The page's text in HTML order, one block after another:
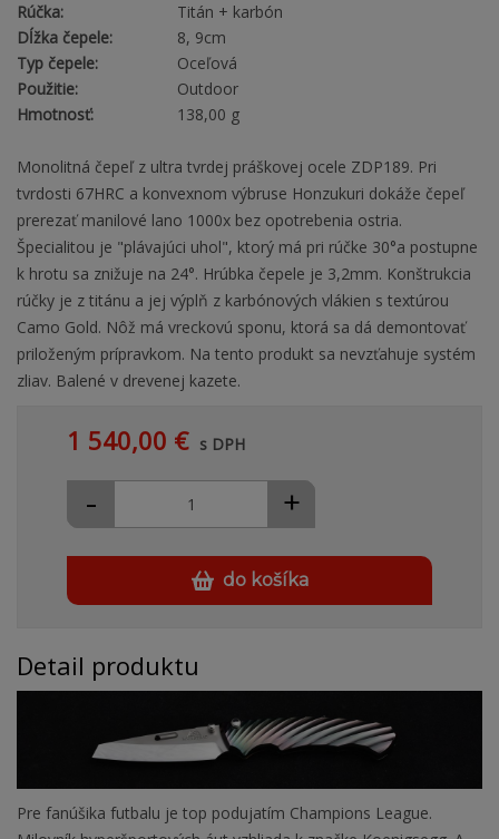
Rúčka:
Titán + karbón
Dĺžka čepele:
8, 9cm
Typ čepele:
Oceľová
Použitie:
Outdoor
Hmotnosť:
138,00 g
Monolitná čepeľ z ultra tvrdej práškovej ocele ZDP189. Pri
tvrdosti 67HRC a konvexnom výbruse Honzukuri dokáže čepeľ
prerezať manilové lano 1000x bez opotrebenia ostria.
Špecialitou je "plávajúci uhol", ktorý má pri rúčke 30°a postupne
k hrotu sa znižuje na 24°. Hrúbka čepele je 3,2mm. Konštrukcia
rúčky je z titánu a jej výplň z karbónových vlákien s textúrou
Camo Gold. Nôž má vreckovú sponu, ktorá sa dá demontovať
priloženým prípravkom. Na tento produkt sa nevzťahuje systém
zliav. Balené v drevenej kazete.
1 540,00 € s DPH
+
-
do košíka
Detail produktu
Pre fanúšika futbalu je top podujatím Champions League.